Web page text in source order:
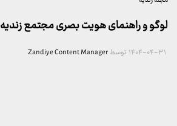
لوگو و راهنمای هویت بصری مجتمع زندیه
۱۴۰۴-۰۴-۳۱ توسطZandiye Content Manager